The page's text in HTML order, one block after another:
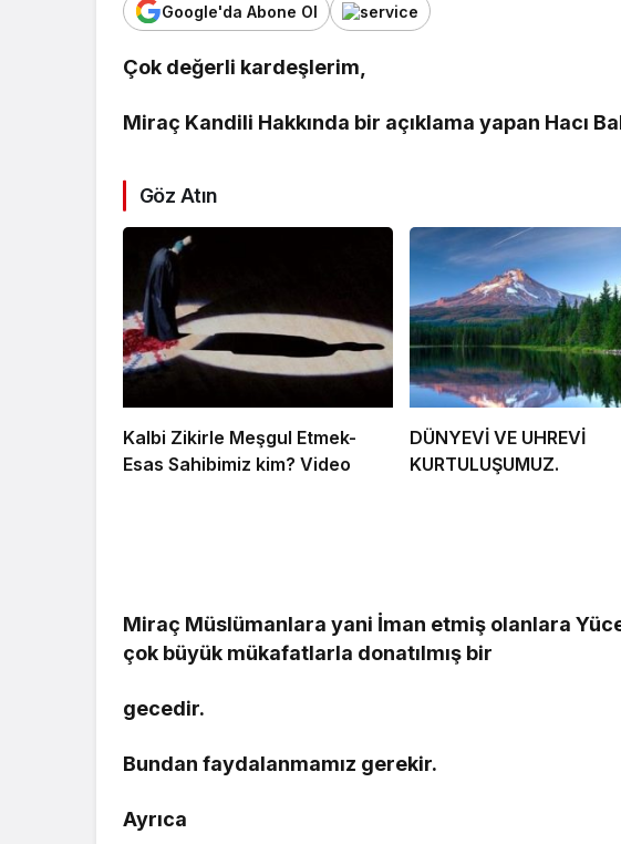
Google'da Abone Ol
Çok değerli kardeşlerim,
Miraç Kandili Hakkında bir açıklama yapan Hacı
Göz Atın
Kalbi Zikirle Meşgul Etmek-
Esas Sahibimiz kim? Video
DÜNYEVİ VE UHREVİ
KURTULUŞUMUZ.
Miraç Müslümanlara yani İman etmiş olanlara
çok büyük mükafatlarla donatılmış bir
gecedir.
Bundan faydalanmamız gerekir.
Ayrıca